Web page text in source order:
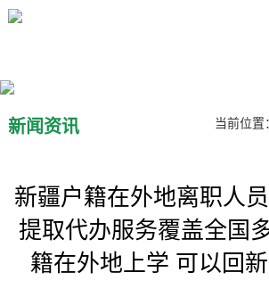
新闻资讯 当前位置
新疆户籍在外地离职人
提取代办服务覆盖全国
籍在外地上学 可以回